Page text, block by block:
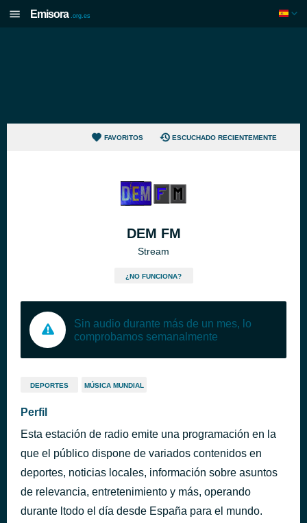
Emisora .org.es
FAVORITOS ESCUCHADO RECIENTEMENTE
DEM FM
Stream
¿NO FUNCIONA?
Sin audio durante más de un mes, lo
comprobamos semanalmente
DEPORTES MÚSICA MUNDIAL
Perfil
Esta estación de radio emite una programación en la
que el público dispone de variados contenidos en
deportes, noticias locales, información sobre asuntos
de relevancia, entretenimiento y más, operando
durante ltodo el día desde España para el mundo.